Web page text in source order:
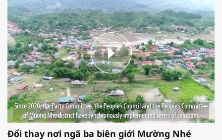
Đổi thay nơi ngã ba biên giới Mường Nhé